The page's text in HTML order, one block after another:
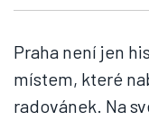
Praha není jen
místem, které
radovánek. Na